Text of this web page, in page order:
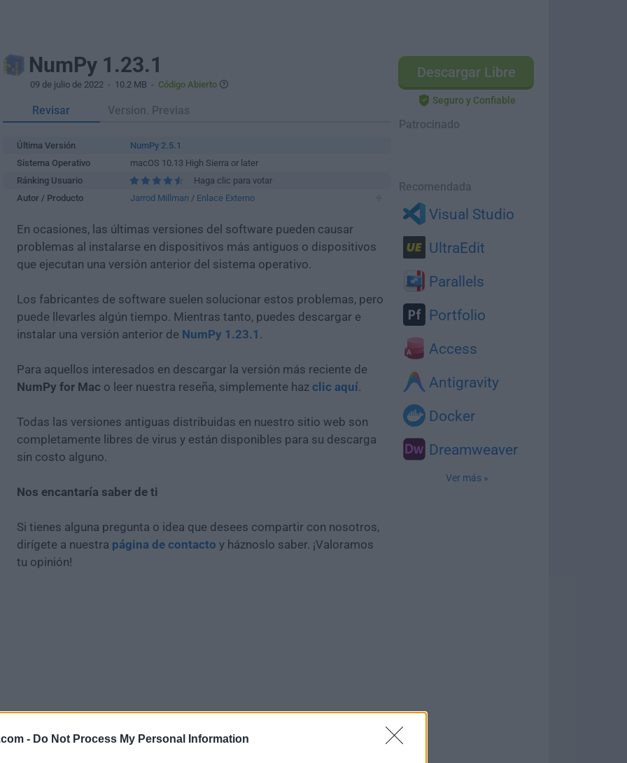
- Do Not Process My Personal Information
Descargar Libre
Seguro y Confiable
Patrocinado
Recomendada
Visual Studio
UltraEdit
Parallels
Portfolio
Access
Antigravity
Docker
Dreamweaver
Ver más »
NumPy 1.23.1
09 de julio de 2022 - 10.2 MB - Código Abierto
Revisar Version. Previas
Última Versión
NumPy 2.5.1
Sistema Operativo
macOS 10.13 High Sierra or later
Ránking Usuario
Haga clic para votar
Autor / Producto
Jarrod Millman / Enlace Externo
En ocasiones, las últimas versiones del software pueden causar
problemas al instalarse en dispositivos más antiguos o dispositivos
que ejecutan una versión anterior del sistema operativo.
Los fabricantes de software suelen solucionar estos problemas, pero
puede llevarles algún tiempo. Mientras tanto, puedes descargar e
instalar una versión anterior de NumPy 1.23.1 .
Para aquellos interesados en descargar la versión más reciente de
NumPy for Mac o leer nuestra reseña, simplemente haz clic aquí.
Todas las versiones antiguas distribuidas en nuestro sitio web son
completamente libres de virus y están disponibles para su descarga
sin costo alguno.
Nos encantaría saber de ti
Si tienes alguna pregunta o idea que desees compartir con nosotros,
dirígete a nuestra página de contacto y háznoslo saber. ¡Valoramos
tu opinión!